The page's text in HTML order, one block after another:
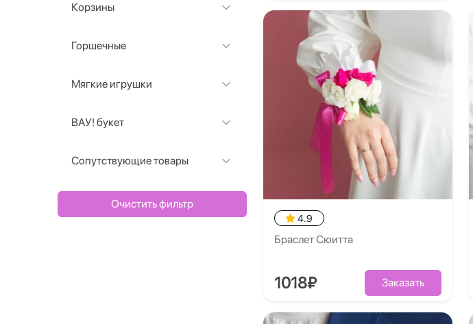
Корзины
Горшечные
Мягкие игрушки
ВАУ! букет
Сопутствующие товары
Очистить фильтр
4.9
Браслет Сюитта
1018₽ Заказать